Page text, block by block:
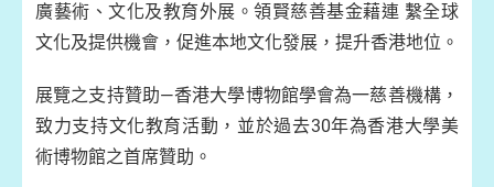
廣藝術、文化及教育外展。領賢慈善基金藉連 繫全球
文化及提供機會，促進本地文化發展，提升香港地位。
展覽之支持贊助—香港大學博物館學會為一慈善機構，
致力支持文化教育活動，並於過去30年為香港大學美
術博物館之首席贊助。